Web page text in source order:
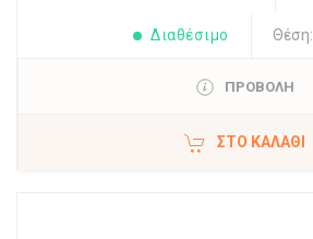
Διαθέσιμο Θέση:
ΠΡΟΒΟΛΗ
ΣΤΟ ΚΑΛΆΘΙ